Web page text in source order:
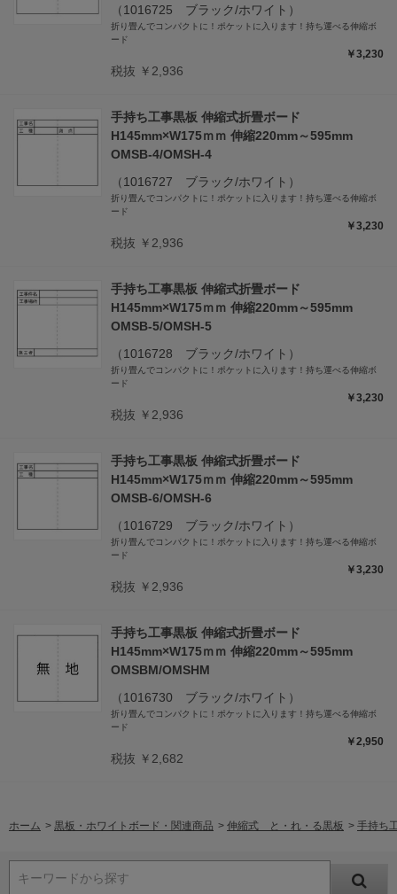
（1016725 ブラック/ホワイト）
折り畳んでコンパクトに！ポケットに入ります！持ち運べる伸縮ボ
ード
￥3,230
税抜 ￥2,936
手持ち工事黒板 伸縮式折畳ボード
H145mm×W175ｍｍ 伸縮220mm～595mm
OMSB-4/OMSH-4
（1016727 ブラック/ホワイト）
折り畳んでコンパクトに！ポケットに入ります！持ち運べる伸縮ボ
ード
￥3,230
税抜 ￥2,936
手持ち工事黒板 伸縮式折畳ボード
H145mm×W175ｍｍ 伸縮220mm～595mm
OMSB-5/OMSH-5
（1016728 ブラック/ホワイト）
折り畳んでコンパクトに！ポケットに入ります！持ち運べる伸縮ボ
ード
￥3,230
税抜 ￥2,936
手持ち工事黒板 伸縮式折畳ボード
H145mm×W175ｍｍ 伸縮220mm～595mm
OMSB-6/OMSH-6
（1016729 ブラック/ホワイト）
折り畳んでコンパクトに！ポケットに入ります！持ち運べる伸縮ボ
ード
￥3,230
税抜 ￥2,936
手持ち工事黒板 伸縮式折畳ボード
H145mm×W175ｍｍ 伸縮220mm～595mm
OMSBM/OMSHM
（1016730 ブラック/ホワイト）
折り畳んでコンパクトに！ポケットに入ります！持ち運べる伸縮ボ
ード
￥2,950
税抜 ￥2,682
ホーム > 黒板・ホワイトボード・関連商品 > 伸縮式 と・れ・る黒板 > 手持ち
キーワードから探す